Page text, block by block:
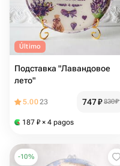
Último
Подставка "Лавандовое
лето"
5.0023 747₽ 830₽
187 ₽ × 4 pagos
-10%